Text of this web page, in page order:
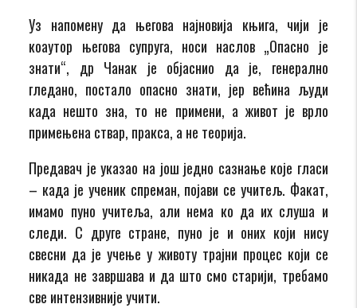
Уз напомену да његова најновија књига, чији је
коаутор његова супруга, носи наслов „Опасно је
знати“, др Чанак је објаснио да је, генерално
гледано, постало опасно знати, јер већина људи
када нешто зна, то не примени, а живот је врло
примењена ствар, пракса, а не теорија.
Предавач је указао на још једно сазнање које гласи
– када је ученик спреман, појави се учитељ. Факат,
имамо пуно учитеља, али нема ко да их слуша и
следи. С друге стране, пуно је и оних који нису
свесни да је учење у животу трајни процес који се
никада не завршава и да што смо старији, требамо
све интензивније учити.